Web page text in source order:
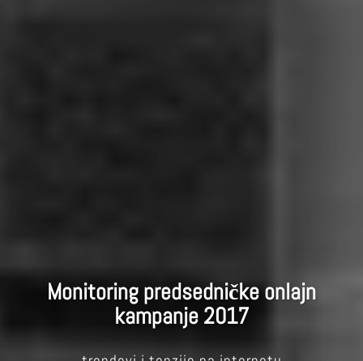
Monitoring predsedničke onlajn
kampanje 2017